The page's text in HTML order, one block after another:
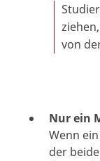
von
Nur ein
Wenn
der